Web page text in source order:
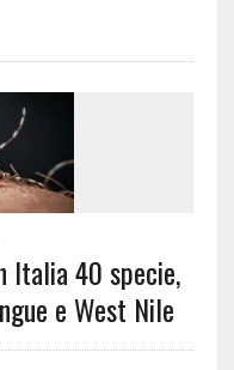
Italia 40 specie,
e West Nile